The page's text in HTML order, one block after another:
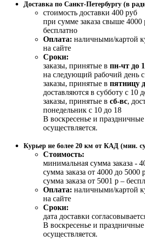
Доставка по Санкт-Петербургу (в
стоимость доставки 400 руб
при сумме заказа свыше 4000
бесплатно
Оплата: наличными/картой
на сайте
Сроки:
заказы, принятые в пн-чт до
на следующий рабочий день
заказы, принятые в пятницу
доставляются в субботу с 10
заказы, принятые в сб-вс,
понедельник с 10 до 18
В воскресенье и
осуществляется.
Курьер не более 20 км от КАД (мин.
Стоимость:
минимальная сумма заказа -
сумма заказа от 4000 до 5000
сумма заказа от 5001 р –
Оплата: наличными/картой
на сайте
Сроки:
дата доставки
В воскресенье и
осуществляется.